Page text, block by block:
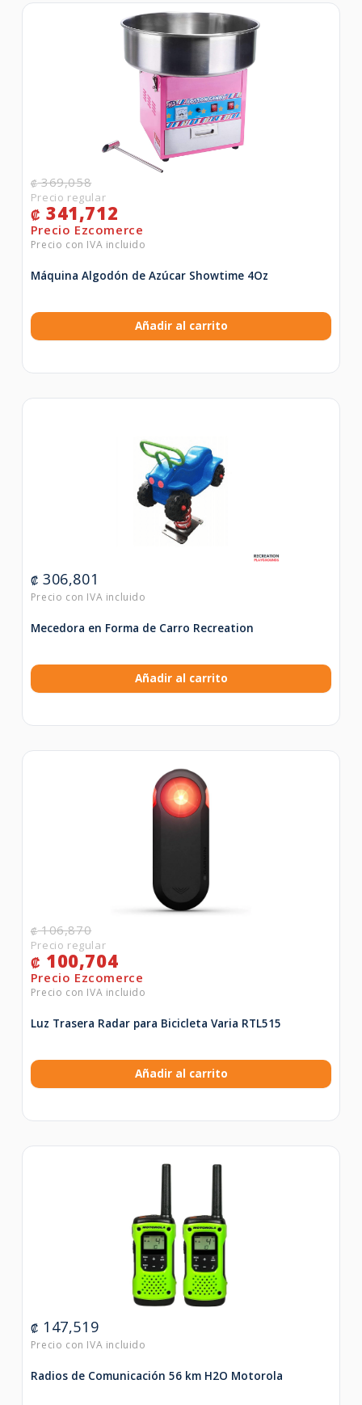
₡369,058
₡ 341,712
Máquina Algodón de Azúcar Showtime 4Oz
Añadir al carrito
₡ 306,801
Mecedora en Forma de Carro Recreation
Añadir al carrito
₡106,870
₡ 100,704
Luz Trasera Radar para Bicicleta Varia RTL515
Añadir al carrito
₡ 147,519
Radios de Comunicación 56 km H2O Motorola